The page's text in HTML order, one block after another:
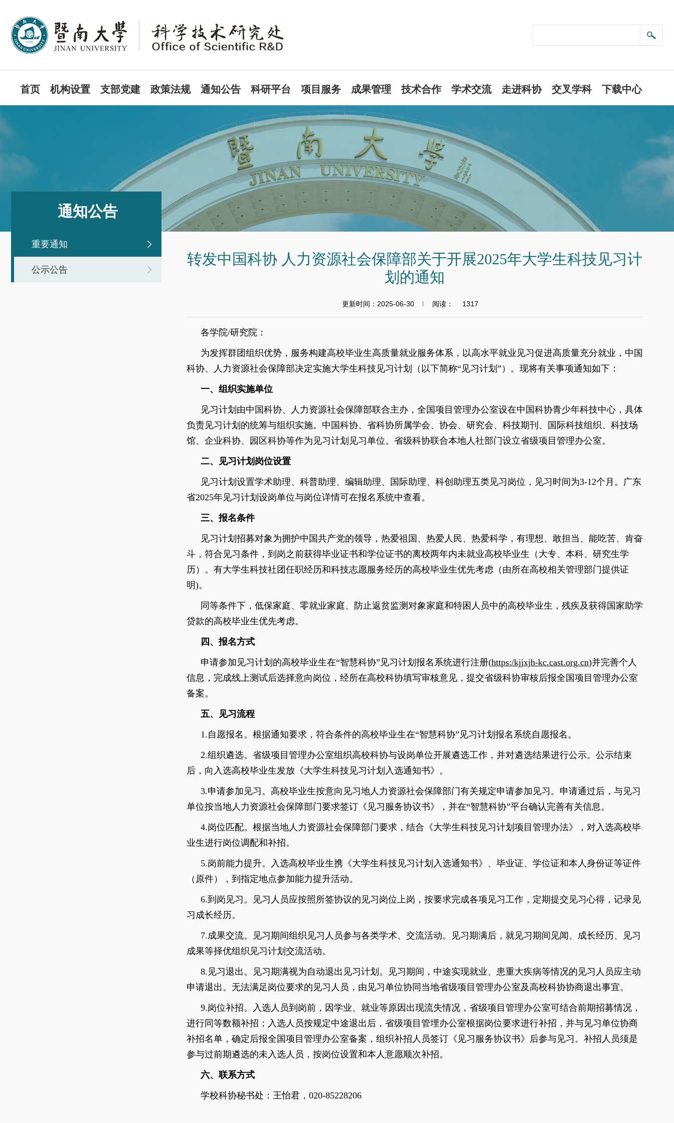
首页 机构设置 支部党建 政策法规 通知公告 科研平台 项目服务 成果管理 技术合作 学术交流 走进科协 交叉学科 下载中心
通知公告
重要通知
公示公告
转发中国科协 人力资源社会保障部关于开展2025年大学生科技见习计
划的通知
更新时间：2025-06-30 阅读： 1317
各学院/研究院：
为发挥群团组织优势，服务构建高校毕业生高质量就业服务体系，以高水平就业见习促进高质量充分就业，中国
科协、人力资源社会保障部决定实施大学生科技见习计划（以下简称“见习计划”）。现将有关事项通知如下：
一、组织实施单位
见习计划由中国科协、人力资源社会保障部联合主办，全国项目管理办公室设在中国科协青少年科技中心，具体
负责见习计划的统筹与组织实施。中国科协、省科协所属学会、协会、研究会、 科技期刊、国际科技组织、科技场
馆、企业科协、园区科协等作为见习计划见习单位。省级科协联合本地人社部门设立省级项目管理办公室。
二、 见习计划岗位设置
见习计划设置学术助理、科普助理、编辑助理、国际助理、科创助理五类见习岗位，见习时间为3-12个月 。广东
省2025年见习计划 设岗单位与岗位详情可在报名系统中查看。
三、报名条件
见习计划招募对象为拥护中国共产党的领导，热爱祖国、热爱人民、热爱科学，有理想、敢担当、能吃苦、肯奋
斗，符合见习条件， 到岗之前获得毕业证书和学位证书的离校两年内未就业高校毕业生（大专、本科、研究生学
历）。 有大学生科技社团任职经历和科技志愿服务经历的高校毕业生优先考虑（由所在高校相关管理部门提供证
明)。
同等条件下，低保家庭、零就业家庭、防止返贫监测对象家庭和特困人员中的高校毕业生，残疾及获得国家助学
贷款的高校毕业生优先考虑。
四、报名方式
申请参加见习计划的高校毕业生在“智慧科协”见习计划报名系统进行注册(https:/kjjxjh-kc.cast.org.cn)并完善个人
信息， 完成线上测试后选择意向岗位，经所在高校科协填写审核意见，提交省级科协审核后报全国项目管理办公室
备案。
五、见习流程
1.自愿报名。根据通知要求，符合条件的高校毕业生在“智慧科协”见习计划报名系统自愿报名。
2.组织遴选。省级项目管理办公室组织高校科协与设岗单位开展遴选工作，并对遴选结果进行公示。公示结束
后，向入选高校毕业生发放《大学生科技见习计划入选通知书》。
3.申请参加见习。高校毕业生按意向见习地人力资源社会保障部门有关规定申请参加见习。申请通过后，与见习
单位按当地人力资源社会保障部门要求签订《见习服务协议书》，并在“智慧科协”平台确认完善有关信息。
4.岗位匹配。根据当地人力资源社会保障部门要求，结合《大学生科技见习计划项目管理办法》，对入选高校毕
业生进行岗位调配和补招。
5.岗前能力提升。入选高校毕业生携《大学生科技见习计划入选通知书》、毕业证、学位证和本人身份证等证件
（原件），到指定地点参加能力提升活动。
6.到岗见习。见习人员应按照所签协议的见习岗位上岗，按要求完成各项见习工作，定期提交见习心得，记录见
习成长经历。
7.成果交流。见习期间组织见习人员参与各类学术、交流活动。见习期满后，就见习期间见闻、成长经历、见习
成果等择优组织见习计划交流活动。
8. 见习退出。见习期满视为自动退出见习计划。见习期间，中途实现就业、患重大疾病等情况的见习人员应主动
申请退出。无法满足岗位要求的见习人员，由见习单位协同当地省级项目管理办公室及高校科协协商退出事宜。
9.岗位补招。入选人员到岗前，因学业、就业等原因出现流失情况，省级项目管理办公室可结合前期招募情况，
进行同等数额补招；入选人员按规定中途退出后，省级项目管埋办公室根据岗位要求进行补招，并与见习单位协商
补招名单，确定后报全国项目管理办公室备案，组织补招人员签订《见习服务协议书》后参与见习。补招人员须是
参与过前期遴选的未入选人员，按岗位设置和本人意愿顺次补招。
六、联系方式
学校科协秘书处 ： 王怡君， 020-85228206